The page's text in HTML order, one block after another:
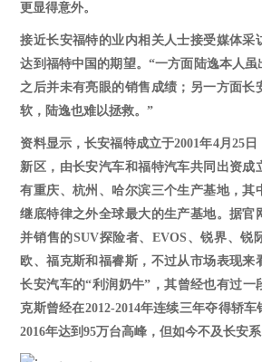
更显得意外。
接近长安福特的业内相关人士接受媒体采
达到福特中国的期望。 “一方面陆逸本人
之后并未有亮眼的销售成绩；另一方面长
软，陆逸也难以拯救。”
资料显示，长安福特成立于2001年4月25
新区，由长安汽车和福特汽车共同出资成
有重庆、杭州、哈尔滨三个生产基地，其
继底特律之外全球最大的生产基地。据官
并销售的SUV探险者、EVOS、锐界、锐
欧、福克斯和福睿斯，不过从市场表现来
长安汽车的“利润奶牛”，其曾经也有过一
克斯曾经在2012-2014年连续三年夺得轿
2016年达到95万台高峰，但如今不及长安系